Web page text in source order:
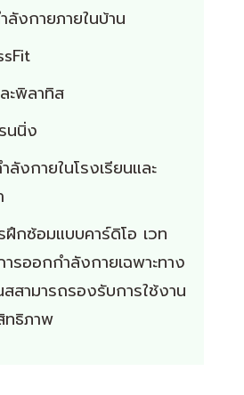
งกายภายในบ้าน
ะพิลาทิส
นนิ่ง
งกายในโรงเรียนและ
ฝึกซ้อมแบบคาร์ดิโอ เวท
รออกกำลังกายเฉพาะทาง
สามารถรองรับการใช้งาน
ทธิภาพ